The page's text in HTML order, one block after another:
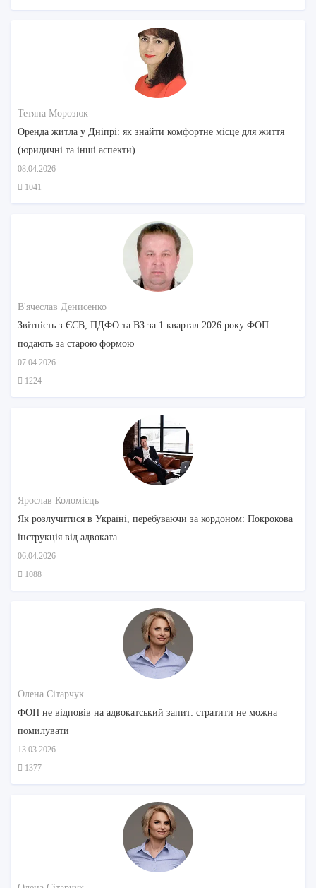
Тетяна Морозюк
Оренда житла у Дніпрі: як знайти комфортне місце для життя
(юридичні та інші аспекти)
08.04.2026
1041
В'ячеслав Денисенко
Звітність з ЄСВ, ПДФО та ВЗ за 1 квартал 2026 року ФОП
подають за старою формою
07.04.2026
1224
Ярослав Коломієць
Як розлучитися в Україні, перебуваючи за кордоном: Покрокова
інструкція від адвоката
06.04.2026
1088
Олена Сітарчук
ФОП не відповів на адвокатський запит: стратити не можна
помилувати
13.03.2026
1377